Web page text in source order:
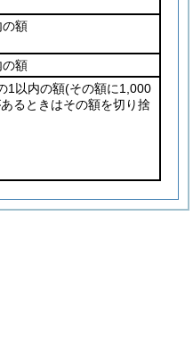
の額
の額
1以内の額(その額に1,000
るときはその額を切り捨